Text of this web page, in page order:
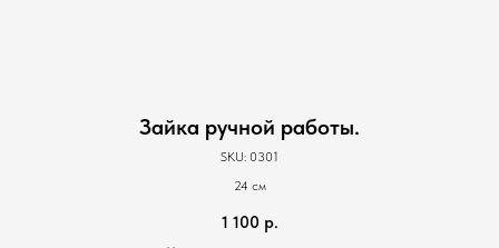
Зайка ручной работы.
SKU: 0301
24 см
1 100 р.